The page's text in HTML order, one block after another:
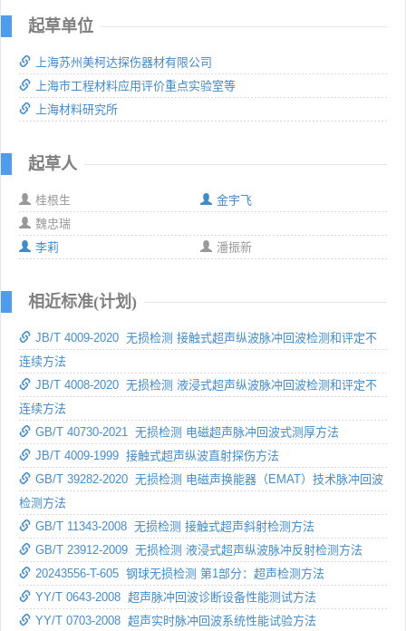
起草单位
上海苏州美柯达探伤器材有限公司
上海市工程材料应用评价重点实验室等
上海材料研究所
起草人
桂根生
金宇飞
魏忠瑞
李莉
潘振新
相近标准(计划)
JB/T 4009-2020 无损检测 接触式超声纵波脉冲回波检测和评定不
连续方法
JB/T 4008-2020 无损检测 液浸式超声纵波脉冲回波检测和评定不
连续方法
GB/T 40730-2021 无损检测 电磁超声脉冲回波式测厚方法
JB/T 4009-1999 接触式超声纵波直射探伤方法
GB/T 39282-2020 无损检测 电磁声换能器（EMAT）技术脉冲回波
检测方法
GB/T 11343-2008 无损检测 接触式超声斜射检测方法
GB/T 23912-2009 无损检测 液浸式超声纵波脉冲反射检测方法
20243556-T-605 钢球无损检测 第1部分：超声检测方法
YY/T 0643-2008 超声脉冲回波诊断设备性能测试方法
YY/T 0703-2008 超声实时脉冲回波系统性能试验方法